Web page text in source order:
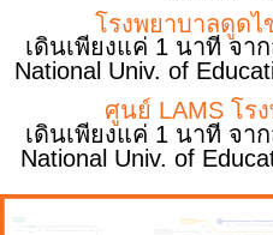
โรงพยาบาลดูด
เดินเพียงแค่ 1 นาที จา
National Univ. of
ศูนย์ LAMS โร
เดินเพียงแค่ 1 นาที จา
National Univ. of